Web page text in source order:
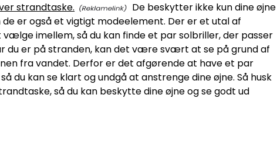
strandtaske.
De beskytter ikke kun dine øjne
er også et vigtigt modeelement. Der er et utal af
imellem, så du kan finde et par solbriller, der passer
du er på stranden, kan det være svært at se på grund af
fra vandet. Derfor er det afgørende at have et par
du kan se klart og undgå at anstrenge dine øjne. Så husk
så du kan beskytte dine øjne og se godt ud